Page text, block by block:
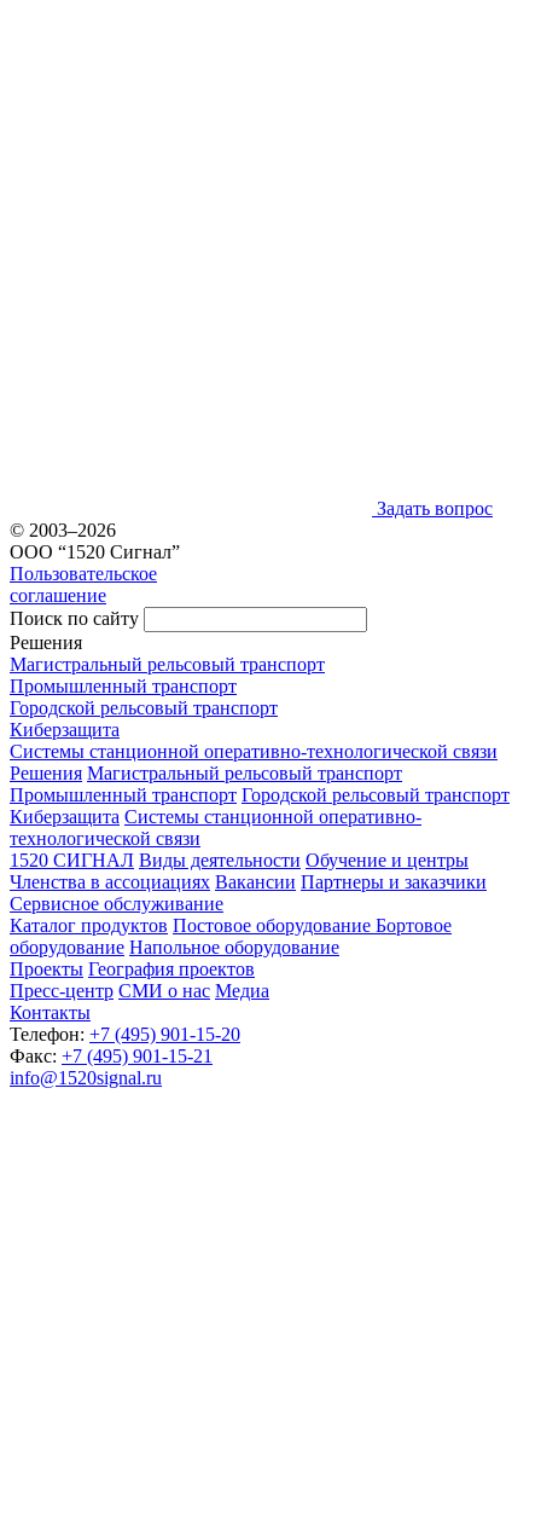
Задать вопрос
© 2003–2026
ООО “1520 Сигнал”
Пользовательское
соглашение
Поиск по сайту
Решения
Магистральный рельсовый транспорт
Промышленный транспорт
Городской рельсовый транспорт
Киберзащита
Системы станционной оперативно-технологической связи
Решения Магистральный рельсовый транспорт
Промышленный транспорт Городской рельсовый транспорт
Киберзащита Системы станционной оперативно-
технологической связи
1520 СИГНАЛ Виды деятельности Обучение и центры
Членства в ассоциациях Вакансии Партнеры и заказчики
Сервисное обслуживание
Каталог продуктов Постовое оборудование Бортовое
оборудование Напольное оборудование
Проекты География проектов
Пресс-центр СМИ о нас Медиа
Контакты
Телефон: +7 (495) 901-15-20
Факс: +7 (495) 901-15-21
info@1520signal.ru